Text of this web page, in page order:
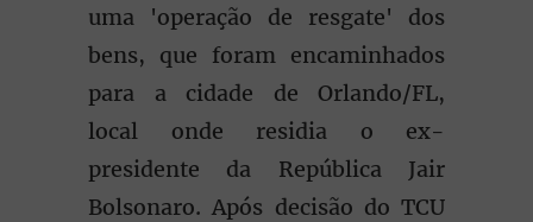
uma 'operação de resgate' dos
bens, que foram encaminhados
para a cidade de Orlando/FL,
local onde residia o ex-
presidente da República Jair
Bolsonaro. Após decisão do TCU